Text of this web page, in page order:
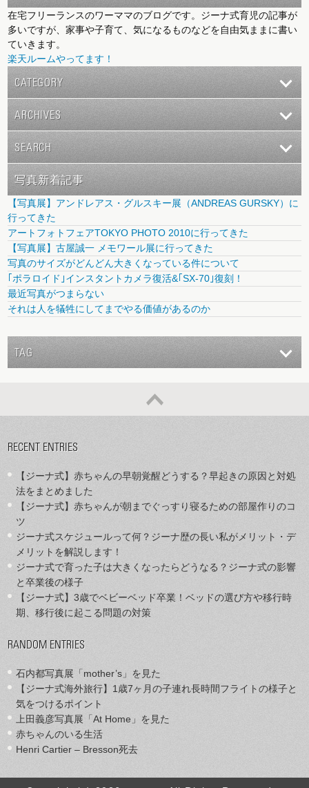
在宅フリーランスのワーママのブログです。ジーナ式育児の記事が
多いですが、家事や子育て、気になるものなどを自由気ままに書い
ていきます。
楽天ルームやってます！
CATEGORY
ARCHIVES
SEARCH
写真新着記事
【写真展】アンドレアス・グルスキー展（ANDREAS GURSKY）に
行ってきた
アートフォトフェアTOKYO PHOTO 2010に行ってきた
【写真展】古屋誠一 メモワール展に行ってきた
写真のサイズがどんどん大きくなっている件について
｢ポラロイド｣インスタントカメラ復活&｢SX-70｣復刻！
最近写真がつまらない
それは人を犠牲にしてまでやる価値があるのか
TAG
RECENT ENTRIES
【ジーナ式】赤ちゃんの早朝覚醒どうする？早起きの原因と対処
法をまとめました
【ジーナ式】赤ちゃんが朝までぐっすり寝るための部屋作りのコ
ツ
ジーナ式スケジュールって何？ジーナ歴の長い私がメリット・デ
メリットを解説します！
ジーナ式で育った子は大きくなったらどうなる？ジーナ式の影響
と卒業後の様子
【ジーナ式】3歳でベビーベッド卒業！ベッドの選び方や移行時
期、移行後に起こる問題の対策
RANDOM ENTRIES
石内都写真展「mother’s」を見た
【ジーナ式海外旅行】1歳7ヶ月の子連れ長時間フライトの様子と
気をつけるポイント
上田義彦写真展「At Home」を見た
赤ちゃんのいる生活
Henri Cartier – Bresson死去